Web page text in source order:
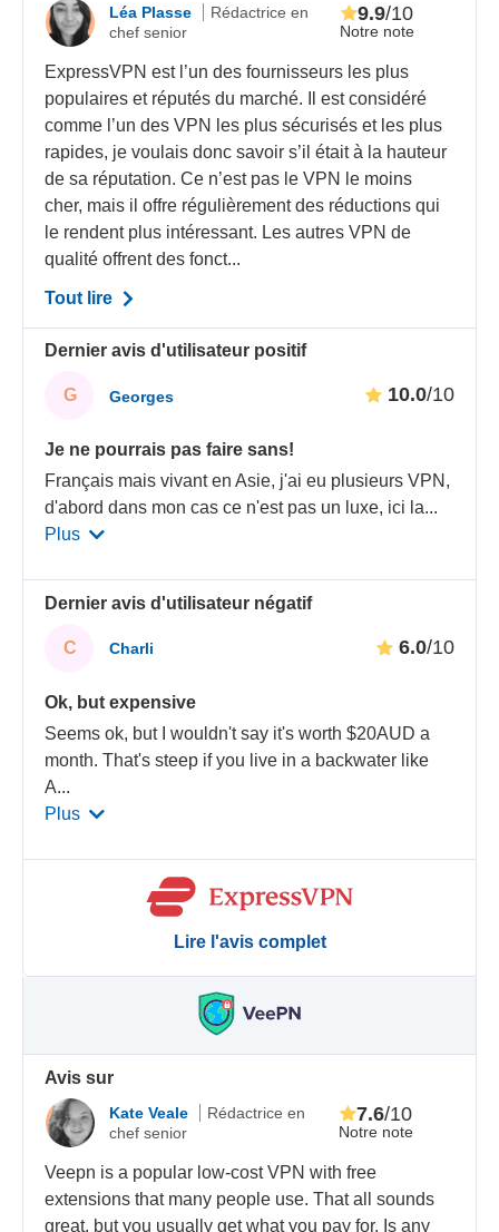
Léa Plasse
Rédactrice en
chef senior
Notre note
9.9/10
ExpressVPN est l’un des fournisseurs les plus
populaires et réputés du marché. Il est considéré
comme l’un des VPN les plus sécurisés et les plus
rapides, je voulais donc savoir s’il était à la hauteur
de sa réputation. Ce n’est pas le VPN le moins
cher, mais il offre régulièrement des réductions qui
le rendent plus intéressant. Les autres VPN de
qualité offrent des fonct...
Tout lire
Dernier avis d'utilisateur positif
G Georges 10.0/10
Je ne pourrais pas faire sans!
Français mais vivant en Asie, j'ai eu plusieurs VPN,
d'abord dans mon cas ce n'est pas un luxe, ici la...
Plus
Dernier avis d'utilisateur négatif
C Charli 6.0/10
Ok, but expensive
Seems ok, but I wouldn't say it's worth $20AUD a
month. That's steep if you live in a backwater like
A...
Plus
Lire l'avis complet
Avis sur
Kate Veale
Rédactrice en
chef senior
Notre note
7.6/10
Veepn is a popular low-cost VPN with free
extensions that many people use. That all sounds
great, but you usually get what you pay for. Is any